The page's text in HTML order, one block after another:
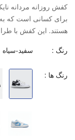
برای کسانی است که به
هستند. این کفش با
موقعیتی بدرخشید.
زیره مقاوم و با
راحتی و پشتیبانی
طراحی منحصر به
رنگ : سفید-سیاه
رنگ ها :